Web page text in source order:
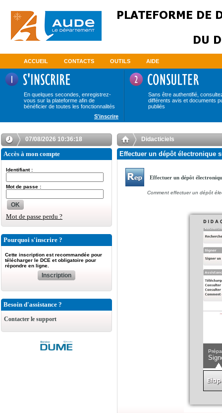
ACCUEIL CONTACTS OUTILS AIDE
En quelques secondes, enregistrez-
vous sur la plateforme afin de
bénéficier de toutes les fonctionnalités
Sans être authentifié,
différents avis et documents
publiés
S'inscrire
07/08/2026 10:36:18
Accès à mon compte
Identifiant :
Mot de passe :
OK
Mot de passe perdu ?
Pourquoi s'inscrire ?
Cette inscription est recommandée pour
télécharger le DCE et obligatoire pour
répondre en ligne.
Inscription
Besoin d'assistance ?
Contacter le support
Didacticiels
Effectuer un dépôt électronique
Effectuer un dépôt
Comment effectuer un dépôt